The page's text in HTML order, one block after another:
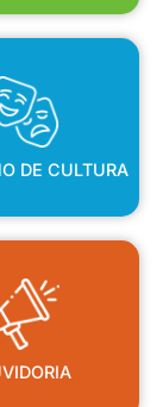
DE CULTURA
DE CULTURA